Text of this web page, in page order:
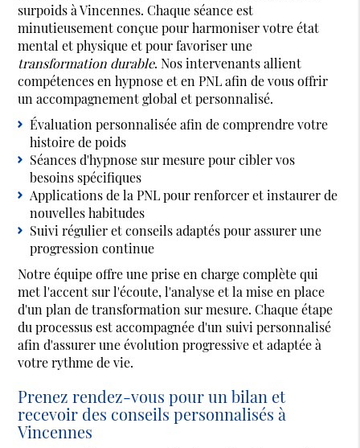
surpoids à Vincennes. Chaque séance est
minutieusement conçue pour harmoniser votre état
mental et physique et pour favoriser une
transformation durable. Nos intervenants allient
compétences en hypnose et en PNL afin de vous offrir
un accompagnement global et personnalisé.
Évaluation personnalisée afin de comprendre votre
histoire de poids
Séances d'hypnose sur mesure pour cibler vos
besoins spécifiques
Applications de la PNL pour renforcer et instaurer de
nouvelles habitudes
Suivi régulier et conseils adaptés pour assurer une
progression continue
Notre équipe offre une prise en charge complète qui
met l'accent sur l'écoute, l'analyse et la mise en place
d'un plan de transformation sur mesure. Chaque étape
du processus est accompagnée d'un suivi personnalisé
afin d'assurer une évolution progressive et adaptée à
votre rythme de vie.
Prenez rendez-vous pour un bilan et
recevoir des conseils personnalisés à
Vincennes